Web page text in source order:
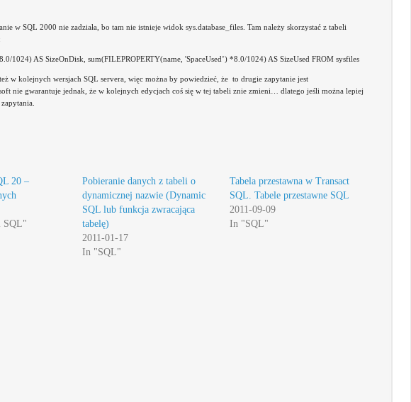
w SQL 2000 nie zadziała, bo tam nie istnieje widok sys.database_files. Tam należy skorzystać z tabeli
1024) AS SizeOnDisk, sum(FILEPROPERTY(name, 'SpaceUsed’) *8.0/1024) AS SizeUsed FROM sysfiles
w kolejnych wersjach SQL servera, więc można by powiedzieć, że to drugie zapytanie jest
nie gwarantuje jednak, że w kolejnych edycjach coś się w tej tabeli znie zmieni… dlatego jeśli można lepiej
20 –
SQL"
Pobieranie danych z tabeli o
dynamicznej nazwie (Dynamic
SQL lub funkcja zwracająca
tabelę)
2011-01-17
In "SQL"
Tabela przestawna w Transact
SQL. Tabele przestawne SQL
2011-09-09
In "SQL"